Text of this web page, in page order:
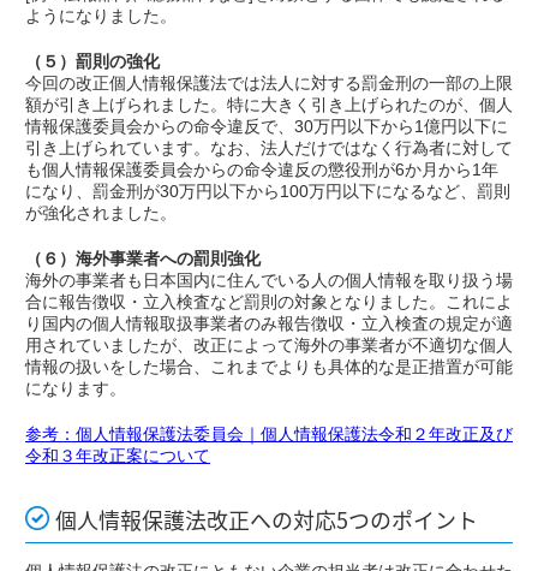
ようになりました。
（５）罰則の強化
今回の改正個人情報保護法では法人に対する罰金刑の一部の上限
額が引き上げられました。特に大きく引き上げられたのが、個人
情報保護委員会からの命令違反で、30万円以下から1億円以下に
引き上げられています。なお、法人だけではなく行為者に対して
も個人情報保護委員会からの命令違反の懲役刑が6か月から1年
になり、罰金刑が30万円以下から100万円以下になるなど、罰則
が強化されました。
（６）海外事業者への罰則強化
海外の事業者も日本国内に住んでいる人の個人情報を取り扱う場
合に報告徴収・立入検査など罰則の対象となりました。これによ
り国内の個人情報取扱事業者のみ報告徴収・立入検査の規定が適
用されていましたが、改正によって海外の事業者が不適切な個人
情報の扱いをした場合、これまでよりも具体的な是正措置が可能
になります。
参考：個人情報保護法委員会｜個人情報保護法令和２年改正及び
令和３年改正案について
個人情報保護法改正への対応5つのポイント